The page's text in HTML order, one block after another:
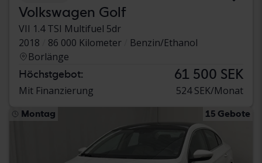
Volkswagen Golf
VII 1.4 TSI Multifuel 5dr
2018
86 000 Kilometer
Benzin/Ethanol
Borlänge
Höchstgebot: 61 500 SEK
Mit Finanzierung 524 SEK/Monat
Montag 15 Gebote